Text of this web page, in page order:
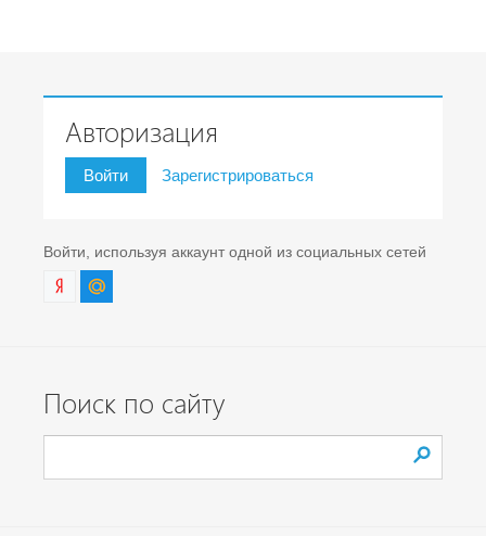
Авторизация
Войти Зарегистрироваться
Войти, используя аккаунт одной из социальных сетей
Поиск по сайту